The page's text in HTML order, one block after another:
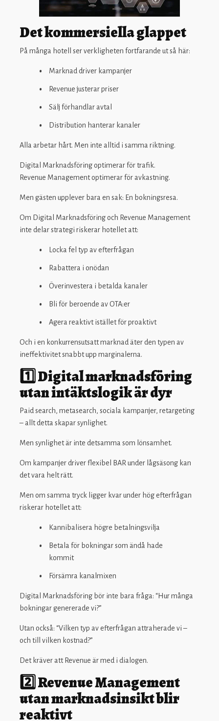
Det kommersiella glappet
På många hotell ser verkligheten fortfarande ut så här:
Marknad driver kampanjer
Revenue justerar priser
Sälj förhandlar avtal
Distribution hanterar kanaler
Alla arbetar hårt. Men inte alltid i samma riktning.
Digital Marknadsföring optimerar för trafik.
Revenue Management optimerar för avkastning.
Men gästen upplever bara en sak: En bokningsresa.
Om Digital Marknadsföring och Revenue Management
inte delar strategi riskerar hotellet att:
Locka fel typ av efterfrågan
Rabattera i onödan
Överinvestera i betalda kanaler
Bli för beroende av OTA:er
Agera reaktivt istället för proaktivt
Och i en konkurrensutsatt marknad äter den typen av
ineffektivitet snabbt upp marginalerna.
1️⃣ Digital marknadsföring
utan intäktslogik är dyr
Paid search, metasearch, sociala kampanjer, retargeting
– allt detta skapar synlighet.
Men synlighet är inte detsamma som lönsamhet.
Om kampanjer driver flexibel BAR under lågsäsong kan
det vara helt rätt.
Men om samma tryck ligger kvar under hög efterfrågan
riskerar hotellet att:
Kannibalisera högre betalningsvilja
Betala för bokningar som ändå hade
kommit
Försämra kanal­mixen
Digital Marknadsföring bör inte bara fråga: “Hur många
bokningar genererade vi?”
Utan också: “Vilken typ av efterfrågan attraherade vi –
och till vilken kostnad?”
Det kräver att Revenue är med i dialogen.
2️⃣ Revenue Management
utan marknadsinsikt blir
reaktivt